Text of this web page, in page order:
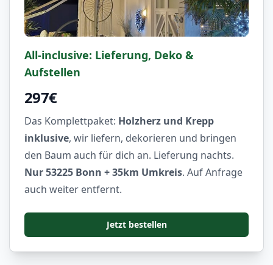
All-inclusive: Lieferung, Deko &
Aufstellen
297€
Das Komplettpaket: Holzherz und Krepp
inklusive, wir liefern, dekorieren und bringen
den Baum auch für dich an. Lieferung nachts.
Nur 53225 Bonn + 35km Umkreis. Auf Anfrage
auch weiter entfernt.
Jetzt bestellen